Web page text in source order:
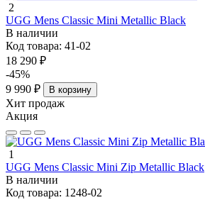
2
UGG Mens Classic Mini Metallic Black
В наличии
Код товара: 41-02
18 290 ₽
-45%
9 990 ₽
В корзину
Хит продаж
Акция
1
UGG Mens Classic Mini Zip Metallic Black
В наличии
Код товара: 1248-02